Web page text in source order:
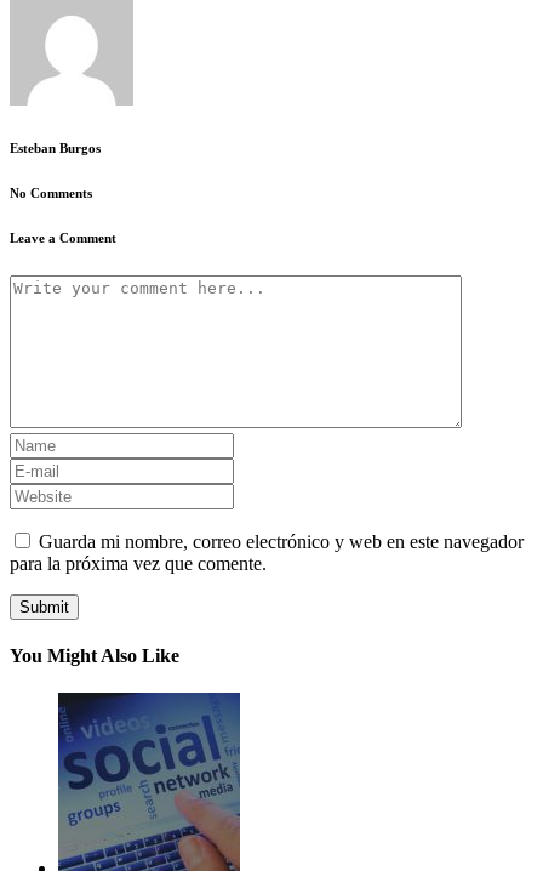
Esteban Burgos
No Comments
Leave a Comment
Guarda mi nombre, correo electrónico y web en este navegador
para la próxima vez que comente.
You Might Also Like